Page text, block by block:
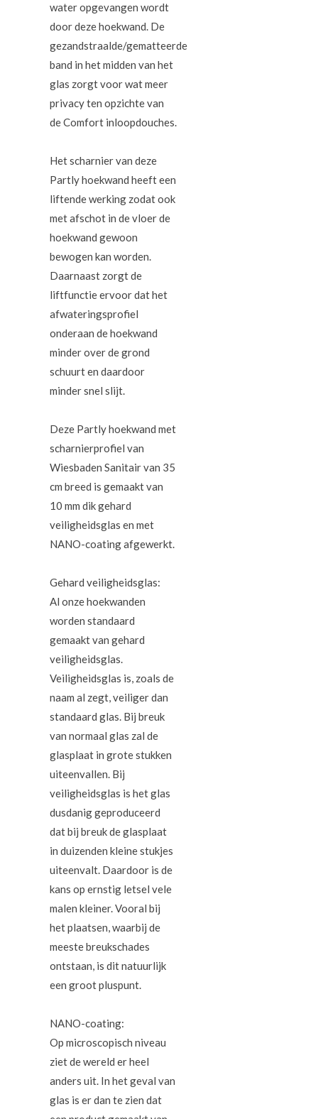
water opgevangen wordt
door deze hoekwand. De
gezandstraalde/gematteerde
band in het midden van het
glas zorgt voor wat meer
privacy ten opzichte van
de Comfort inloopdouches.
Het scharnier van deze
Partly hoekwand heeft een
liftende werking zodat ook
met afschot in de vloer de
hoekwand gewoon
bewogen kan worden.
Daarnaast zorgt de
liftfunctie ervoor dat het
afwateringsprofiel
onderaan de hoekwand
minder over de grond
schuurt en daardoor
minder snel slijt.
Deze Partly hoekwand met
scharnierprofiel van
Wiesbaden Sanitair van 35
cm breed is gemaakt van
10 mm dik gehard
veiligheidsglas en met
NANO-coating afgewerkt.
Gehard veiligheidsglas:
Al onze hoekwanden
worden standaard
gemaakt van gehard
veiligheidsglas.
Veiligheidsglas is, zoals de
naam al zegt, veiliger dan
standaard glas. Bij breuk
van normaal glas zal de
glasplaat in grote stukken
uiteenvallen. Bij
veiligheidsglas is het glas
dusdanig geproduceerd
dat bij breuk de glasplaat
in duizenden kleine stukjes
uiteenvalt. Daardoor is de
kans op ernstig letsel vele
malen kleiner. Vooral bij
het plaatsen, waarbij de
meeste breukschades
ontstaan, is dit natuurlijk
een groot pluspunt.
NANO-coating:
Op microscopisch niveau
ziet de wereld er heel
anders uit. In het geval van
glas is er dan te zien dat